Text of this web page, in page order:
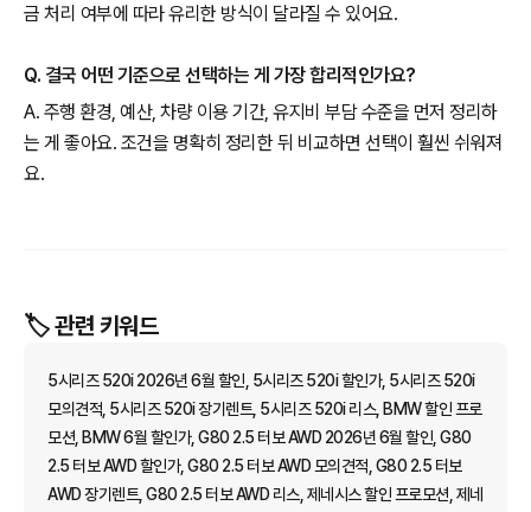
금 처리 여부에 따라 유리한 방식이 달라질 수 있어요.
Q. 결국 어떤 기준으로 선택하는 게 가장 합리적인가요?
A. 주행 환경, 예산, 차량 이용 기간, 유지비 부담 수준을 먼저 정리하
는 게 좋아요. 조건을 명확히 정리한 뒤 비교하면 선택이 훨씬 쉬워져
요.
🏷️ 관련 키워드
5시리즈 520i 2026년 6월 할인, 5시리즈 520i 할인가, 5시리즈 520i
모의견적, 5시리즈 520i 장기렌트, 5시리즈 520i 리스, BMW 할인 프로
모션, BMW 6월 할인가, G80 2.5 터보 AWD 2026년 6월 할인, G80
2.5 터보 AWD 할인가, G80 2.5 터보 AWD 모의견적, G80 2.5 터보
AWD 장기렌트, G80 2.5 터보 AWD 리스, 제네시스 할인 프로모션, 제네